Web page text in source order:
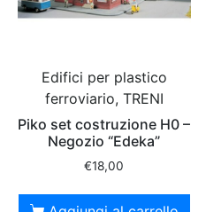
Edifici per plastico
ferroviario, TRENI
Piko set costruzione H0 –
Negozio “Edeka”
€18,00